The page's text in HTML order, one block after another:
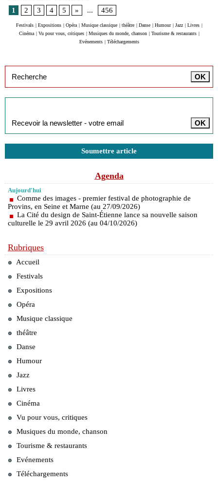
1
2 3 4 5 » ... 456
Festivals | Expositions | Opéra | Musique classique | théâtre | Danse | Humour | Jazz | Livres |
Cinéma | Vu pour vous, critiques | Musiques du monde, chanson | Tourisme & restaurants |
Evénements | Téléchargements
Soumettre article
Agenda
Aujourd'hui
Comme des images - premier festival de photographie de
Provins, en Seine et Marne (au 27/09/2026)
La Cité du design de Saint-Étienne lance sa nouvelle saison
culturelle le 29 avril 2026 (au 04/10/2026)
Rubriques
Accueil
Festivals
Expositions
Opéra
Musique classique
théâtre
Danse
Humour
Jazz
Livres
Cinéma
Vu pour vous, critiques
Musiques du monde, chanson
Tourisme & restaurants
Evénements
Téléchargements